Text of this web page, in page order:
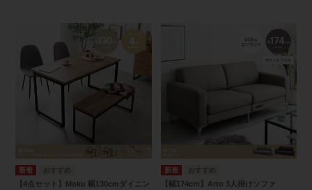
【4点セット】Moku 幅130cmダイニン
【幅174cm】Arto 3人掛けソファ